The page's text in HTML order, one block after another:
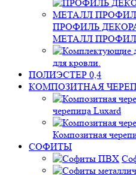
ПРОФИЛЬ
МЕТАЛЛ
для кровли.
ПОЛИЭСТЕР 0,4
КОМПОЗИТНАЯ
черепица Luxard
Композитная
СОФИТЫ